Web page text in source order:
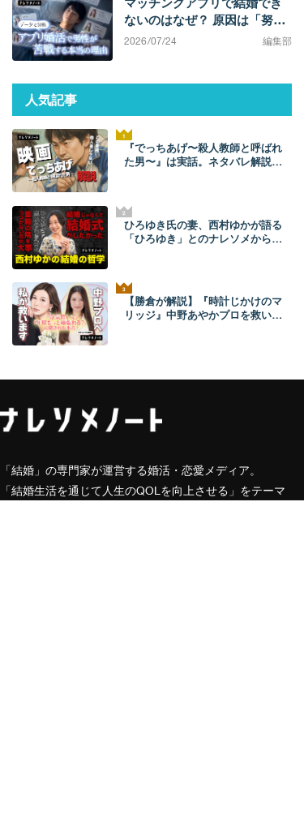
ないのはなぜ？ 原因は「努力
不足」ではなく「市場構造」
2026/07/24 編集部
人気記事
『でっちあげ〜殺人教師と呼ばれ
た男〜』は実話。ネタバレ解説！
ひろゆき氏の妻、西村ゆかが語る
「ひろゆき」とのナレソメから結
哲学】
【勝倉が解説】『時計じかけのマ
リッジ』中野あやかプロを救いた
「結婚」の専門家が運営する婚活・恋愛メディア。
「結婚生活を通じて人生のQOLを向上させる」をテーマ